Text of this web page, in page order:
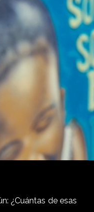
¿Cuántas de esas